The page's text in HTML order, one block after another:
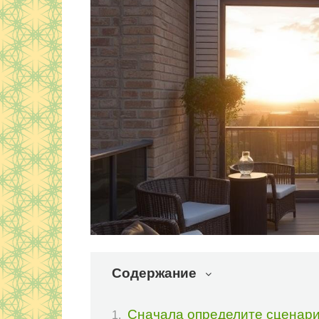
Содержание
Сначала определите